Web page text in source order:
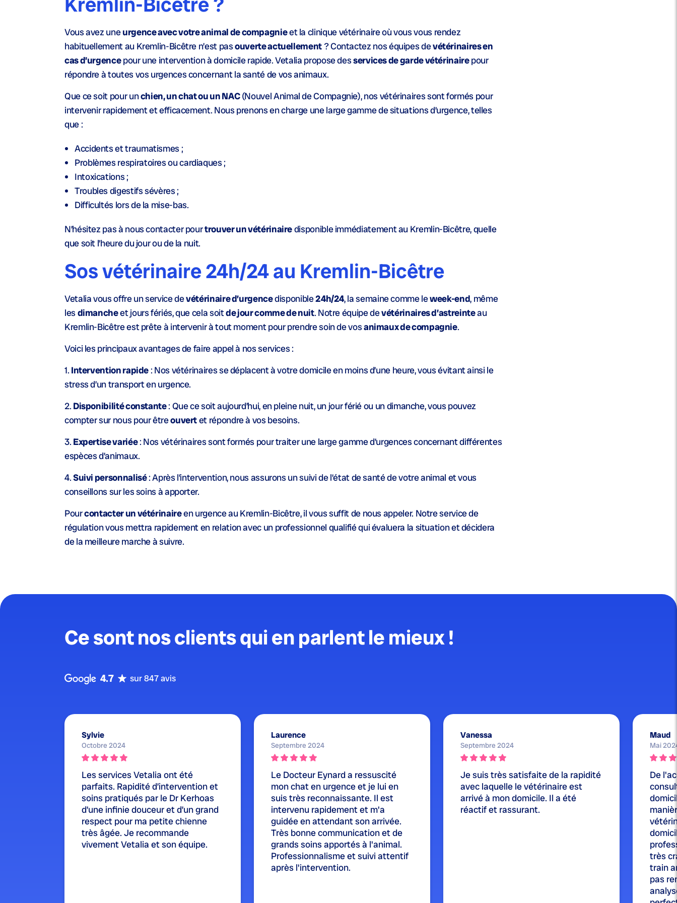
Vous avez uneurgence avec votre animal de compagnieet la clinique vétérinaire où vous vous rendez
habituellement au Kremlin-Bicêtre n’est pasouverte actuellement? Contactez nos équipes devétérinaires en
cas d’urgencepour une intervention à domicile rapide. Vetalia propose desservices de garde vétérinairepour
répondre à toutes vos urgences concernant la santé de vos animaux.
Que ce soit pour unchien, un chat ou un NAC(Nouvel Animal de Compagnie), nos vétérinaires sont formés pour
intervenir rapidement et efficacement. Nous prenons en charge une large gamme de situations d’urgence, telles
que :
Accidents et traumatismes ;
Problèmes respiratoires ou cardiaques ;
Intoxications ;
Troubles digestifs sévères ;
Difficultés lors de la mise-bas.
N’hésitez pas à nous contacter pourtrouver un vétérinairedisponible immédiatement au Kremlin-Bicêtre, quelle
que soit l’heure du jour ou de la nuit.
Sos vétérinaire 24h/24 au Kremlin-Bicêtre
Vetalia vous offre un service devétérinaire d’urgencedisponible24h/24, la semaine comme leweek-end, même
lesdimancheet jours fériés, que cela soitde jour comme de nuit. Notre équipe devétérinaires d’astreinteau
Kremlin-Bicêtre est prête à intervenir à tout moment pour prendre soin de vosanimaux de compagnie.
Voici les principaux avantages de faire appel à nos services :
1. Intervention rapide: Nos vétérinaires se déplacent à votre domicile en moins d’une heure, vous évitant ainsi le
stress d’un transport en urgence.
2. Disponibilité constante: Que ce soit aujourd’hui, en pleine nuit, un jour férié ou un dimanche, vous pouvez
compter sur nous pour êtreouvertet répondre à vos besoins.
3. Expertise variée: Nos vétérinaires sont formés pour traiter une large gamme d’urgences concernant différentes
espèces d’animaux.
4.Suivi personnalisé: Après l’intervention, nous assurons un suivi de l’état de santé de votre animal et vous
conseillons sur les soins à apporter.
Pourcontacter un vétérinaireen urgence au Kremlin-Bicêtre, il vous suffit de nous appeler. Notre service de
régulation vous mettra rapidement en relation avec un professionnel qualifié qui évaluera la situation et décidera
de la meilleure marche à suivre.
Ce sont nos clients qui en parlent le mieux !
4.7 sur 847 avis
Sylvie
Octobre 2024
Les services Vetalia ont été
parfaits. Rapidité d’intervention et
soins pratiqués par le Dr Kerhoas
d’une infinie douceur et d’un grand
respect pour ma petite chienne
très âgée. Je recommande
vivement Vetalia et son équipe.
Laurence
Septembre 2024
Le Docteur Eynard a ressuscité
mon chat en urgence et je lui en
suis très reconnaissante. Il est
intervenu rapidement et m'a
guidée en attendant son arrivée.
Très bonne communication et de
grands soins apportés à l'animal.
Professionnalisme et suivi attentif
après l'intervention.
Vanessa
Septembre 2024
Je suis très satisfaite de la rapidité
avec laquelle le vétérinaire est
arrivé à mon domicile. Il a été
réactif et rassurant.
Maud
Mai
De
très
train
pas